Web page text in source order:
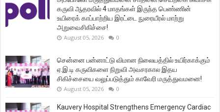
கருவி ஆதரவில் 4 மாதங்கள் இருந்த பெண்ணின்
உயிரைக் காப்பாற்றிய இரட்டை நுரையீரல் மாற்று
அறுவைசிகிச்சை!
August 05, 2026 0
சென்னை பன்னாட்டு விமான நிலையத்தில் உயிர்காக்கும்
ஏ.இ.டி கருவிகளை நிறுவி அவசரகால இதய
சிகிச்சையை வலுப்படுத்தும் காவேரி மருத்துவமனை!
August 05, 2026 0
Kauvery Hospital Strengthens Emergency Cardiac